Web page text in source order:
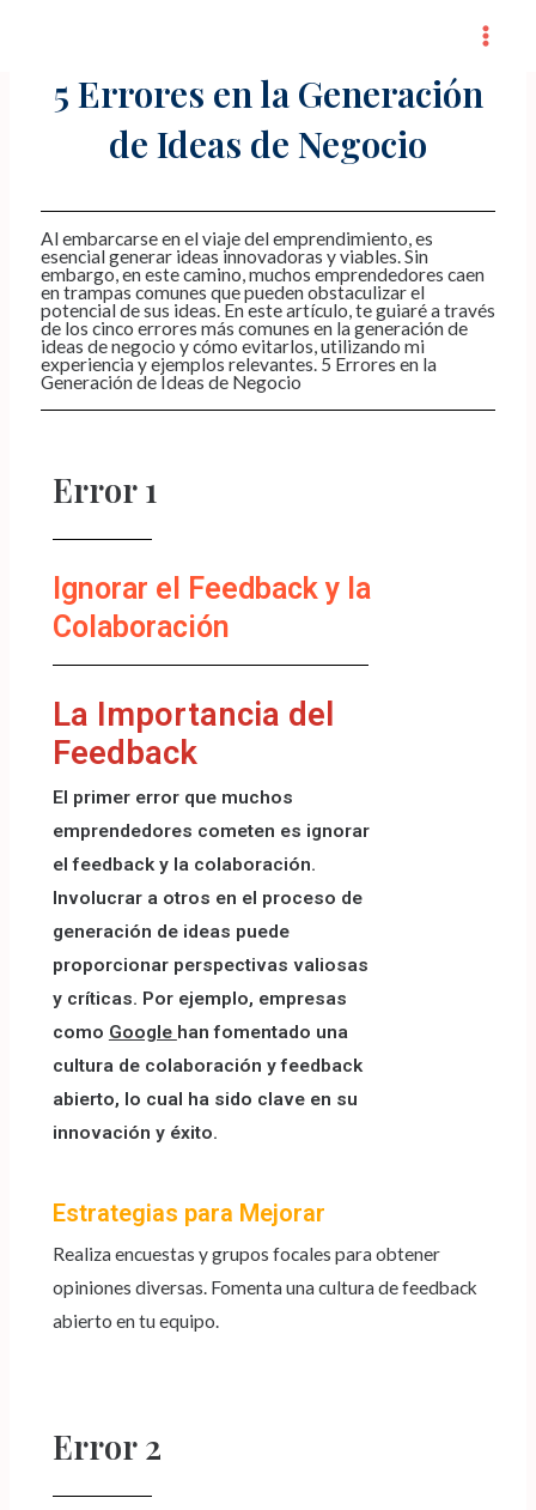
content
Main
5 Errores en la Generación
de Ideas de Negocio
Al embarcarse en el viaje del emprendimiento, es
esencial generar ideas innovadoras y viables. Sin
embargo, en este camino, muchos emprendedores caen
en trampas comunes que pueden obstaculizar el
potencial de sus ideas. En este artículo, te guiaré a través
de los cinco errores más comunes en la generación de
ideas de negocio y cómo evitarlos, utilizando mi
experiencia y ejemplos relevantes. 5 Errores en la
Generación de Ideas de Negocio
Error 1
Ignorar el Feedback y la
Colaboración
La Importancia del
Feedback
El primer error que muchos
emprendedores cometen es ignorar
el feedback y la colaboración.
Involucrar a otros en el proceso de
generación de ideas puede
proporcionar perspectivas valiosas
y críticas. Por ejemplo, empresas
como Google han fomentado una
cultura de colaboración y feedback
abierto, lo cual ha sido clave en su
innovación y éxito.
Estrategias para Mejorar
Realiza encuestas y grupos focales para obtener
opiniones diversas. Fomenta una cultura de feedback
abierto en tu equipo.
Error 2